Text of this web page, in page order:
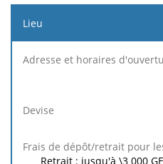
Lieu
d'ouverture
Retrait : jusqu'à \3 000